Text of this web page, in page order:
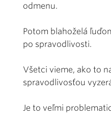
odmenu.
Potom blahoželá
po spravodlivosti.
Všetci vieme, ako to
spravodlivosťou
Je to veľmi